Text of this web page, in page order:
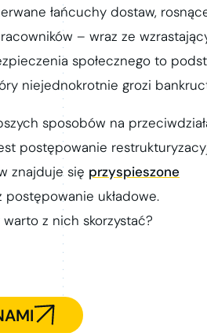
łańcuchy dostaw,
– wraz ze
społecznego to
niejednokrotnie grozi
sposobów na
postępowanie
znajduje się przyspieszone
postępowanie układowe.
z nich skorzystać?